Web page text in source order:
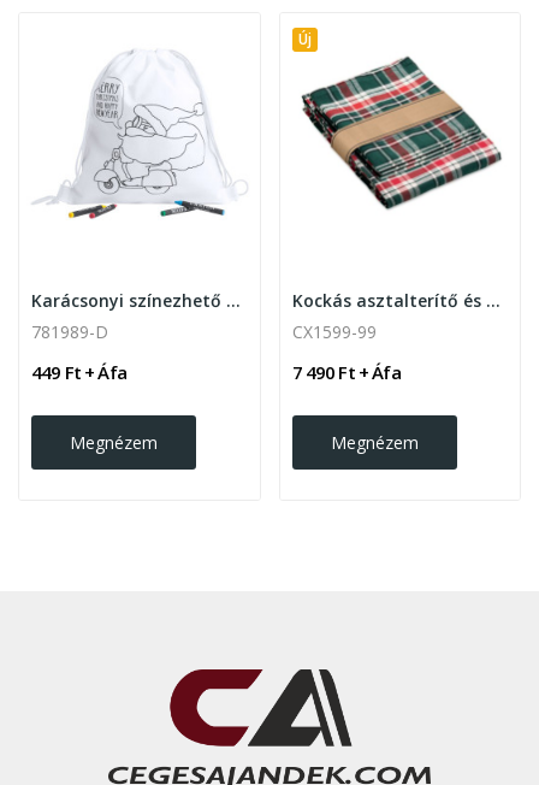
Karácsonyi színezhető hátizsák ,Mikulás
781989-D
449 Ft + Áfa
Megnézem
Új
Kockás asztalterítő és 4 darab szalvéta
CX1599-99
7 490 Ft + Áfa
Megnézem